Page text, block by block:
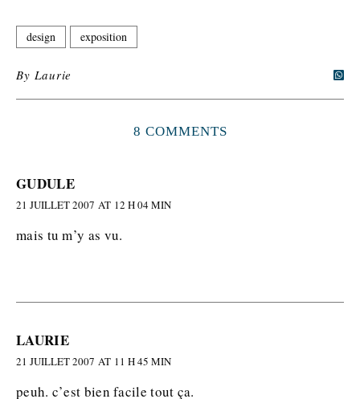
design exposition
ByLaurie
8 COMMENTS
GUDULE
21 JUILLET 2007 AT 12 H 04 MIN
mais tu m’y as vu.
LAURIE
21 JUILLET 2007 AT 11 H 45 MIN
peuh. c’est bien facile tout ça.